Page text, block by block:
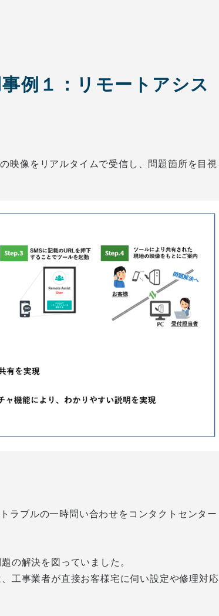
例１：リモートアシス
映像をリアルタイムで受信し、問題箇所を目視
ラブルの一時問い合わせをコンタクトセンター
の解決を図っていました。
工事業者が直接お客様宅に伺い設定や修理対応